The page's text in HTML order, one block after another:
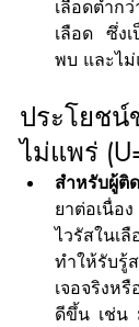
เลือดต่ำก
เลือด ซึ่ง
พบ และไ
ประโยชน์
ไม่แพร่
สำหรับผู้ติ
ยาต่อเนื่
ไวรัสใน
ทำให้รับรู้
เจอจริงห
ดีขึ้น เช่น